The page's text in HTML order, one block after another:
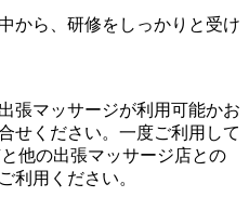
から、研修をしっかりと受け
張マッサージが利用可能かお
せください。一度ご利用して
他の出張マッサージ店との
利用ください。